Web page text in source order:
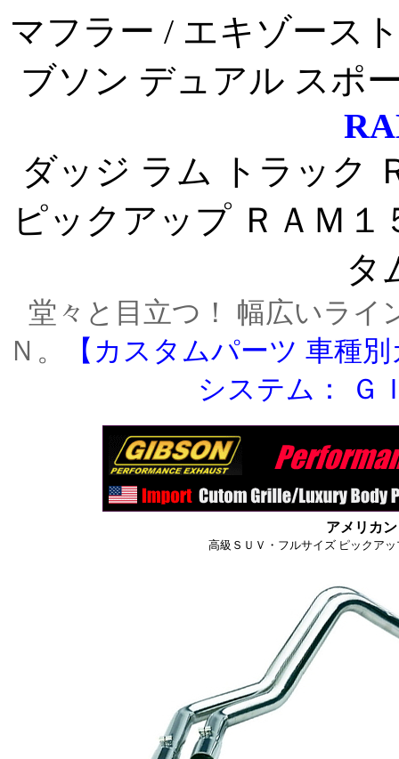
マフラー / エキゾース
ブソン デュアル ス
ダッジ ラム トラック
ピックアップ ＲＡＭ
タ
堂々と目立つ！ 幅広いライ
Ｎ。
【カスタムパーツ 車種
システム： Ｇ
アメリカ
高級ＳＵＶ・フルサイズ ピックア